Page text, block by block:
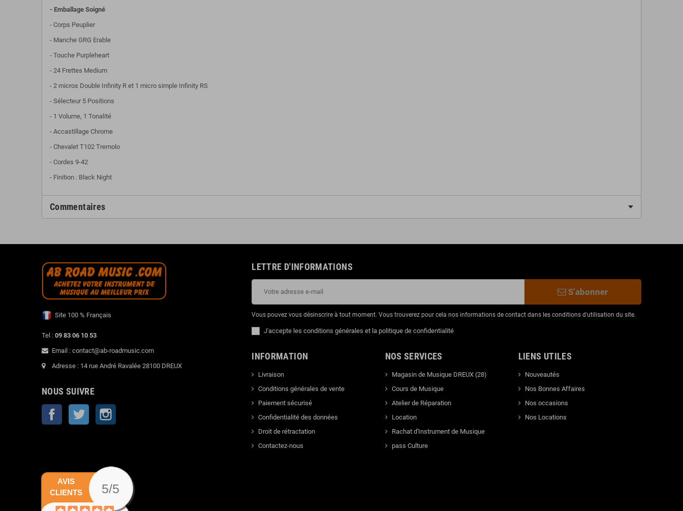
- Emballage Soigné
- Corps Peuplier
- Manche GRG Erable
- Touche Purpleheart
- 24 Frettes Medium
- 2 micros Double Infinity R et 1 micro simple Infinity RS
- Sélecteur 5 Positions
- 1 Volume, 1 Tonalité
- Accastillage Chrome
- Chevalet T102 Tremolo
- Cordes 9-42
- Finition : Black Night
Commentaires
Site 100 % Français
Tel : 09 83 06 10 53
Email : contact@ab-roadmusic.com
Adresse : 14 rue André Ravalée 28100 DREUX
NOUS SUIVRE
Facebook Twitter
LETTRE D'INFORMATIONS
S’abonner
Vous pouvez vous désinscrire à tout moment. Vous trouverez pour cela nos informations de contact dans les conditions d'utilisation du site.
J'accepte les conditions générales et la politique de confidentialité
INFORMATION
Livraison
Conditions générales de vente
Paiement sécurisé
Confidentialité des données
Droit de rétractation
Contactez-nous
NOS SERVICES
Magasin de Musique DREUX (28)
Cours de Musique
Atelier de Réparation
Location
Rachat d'Instrument de Musique
pass Culture
LIENS UTILES
Nouveautés
Nos Bonnes Affaires
Nos occasions
Nos Locations
AVIS
CLIENTS
5/5